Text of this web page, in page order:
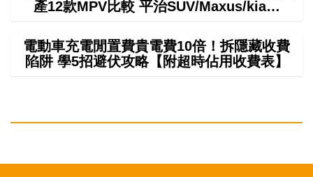
產12款MPV比較 平治SUV/Maxus/kia…
電動車充電閒置費貴電費10倍！拆隱藏收費
陷阱 學5招避伏攻略【附超時佔用收費表】